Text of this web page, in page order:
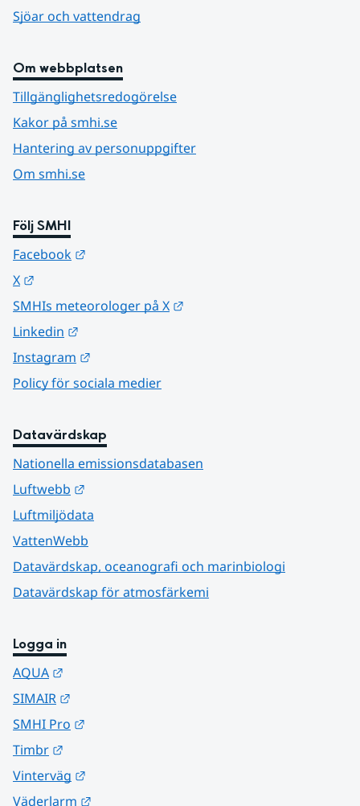
Sjöar och vattendrag
Om webbplatsen
Tillgänglighetsredogörelse
Kakor på smhi.se
Hantering av personuppgifter
Om smhi.se
Följ SMHI
Facebook
X
SMHIs meteorologer på X
Linkedin
Instagram
Policy för sociala medier
Datavärdskap
Nationella emissionsdatabasen
Luftwebb
Luftmiljödata
VattenWebb
Datavärdskap, oceanografi och marinbiologi
Datavärdskap för atmosfärkemi
Logga in
AQUA
SIMAIR
SMHI Pro
Timbr
Vinterväg
Väderlarm